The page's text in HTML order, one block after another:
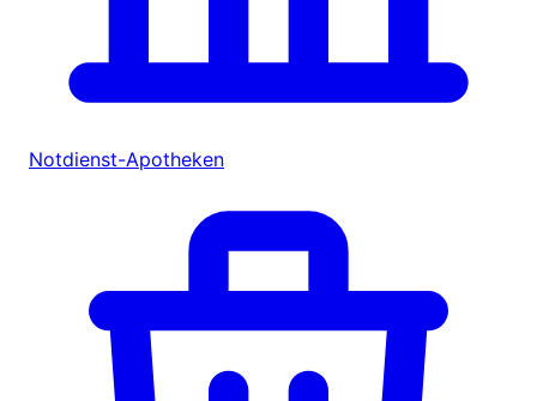
Notdienst-Apotheken